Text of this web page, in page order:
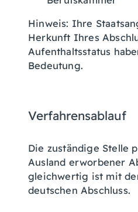
Hinweis: Ihre
Herkunft Ihres
Aufenthaltsstatus
Bedeutung.
Verfahrensablauf
Die zuständige Stelle
Ausland erworbener
gleichwertig ist mit
deutschen Abschluss.